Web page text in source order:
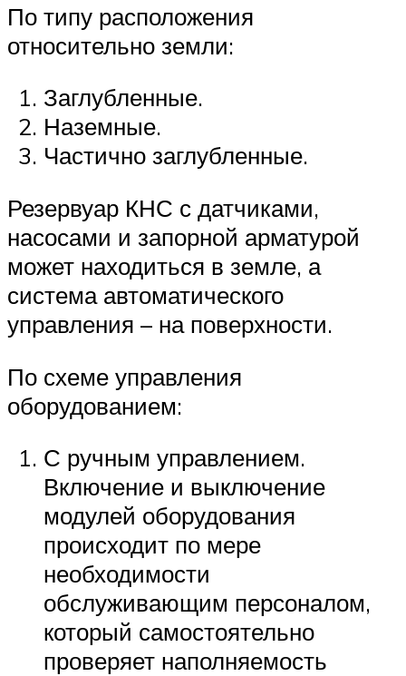
По типу расположения
относительно земли:
Заглубленные.
Наземные.
Частично заглубленные.
Резервуар КНС с датчиками,
насосами и запорной арматурой
может находиться в земле, а
система автоматического
управления – на поверхности.
По схеме управления
оборудованием:
С ручным управлением.
Включение и выключение
модулей оборудования
происходит по мере
необходимости
обслуживающим персоналом,
который самостоятельно
проверяет наполняемость